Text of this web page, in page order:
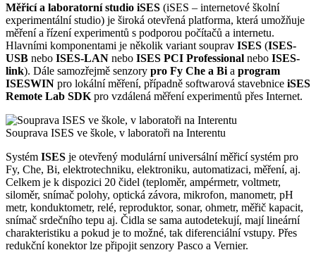
Měřicí a laboratorní studio iSES (iSES – internetové školní
experimentální studio) je široká otevřená platforma, která umožňuje
měření a řízení experimentů s podporou počítačů a internetu.
Hlavními komponentami je několik variant souprav ISES (ISES-
USB nebo ISES-LAN nebo ISES PCI Professional nebo ISES-
link). Dále samozřejmě senzory pro Fy Che a Bi a program
ISESWIN pro lokální měření, případně softwarová stavebnice iSES
Remote Lab SDK pro vzdálená měření experimentů přes Internet.
Souprava ISES ve škole, v laboratoři na Interentu
Systém ISES je otevřený modulární universální měřicí systém pro
Fy, Che, Bi, elektrotechniku, elektroniku, automatizaci, měření, aj.
Celkem je k dispozici 20 čidel (teploměr, ampérmetr, voltmetr,
siloměr, snímač polohy, optická závora, mikrofon, manometr, pH
metr, konduktometr, relé, reproduktor, sonar, ohmetr, měřič kapacit,
snímač srdečního tepu aj. Čidla se sama autodetekují, mají lineární
charakteristiku a pokud je to možné, tak diferenciální vstupy. Přes
redukční konektor lze připojit senzory Pasco a Vernier.